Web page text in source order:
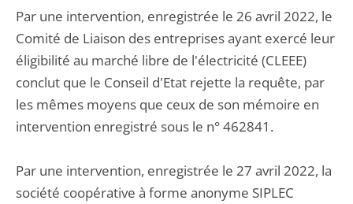
Par une intervention, enregistrée le 26 avril 2022, le
Comité de Liaison des entreprises ayant exercé leur
éligibilité au marché libre de l'électricité (CLEEE)
conclut que le Conseil d'Etat rejette la requête, par
les mêmes moyens que ceux de son mémoire en
intervention enregistré sous le n° 462841.
Par une intervention, enregistrée le 27 avril 2022, la
société coopérative à forme anonyme SIPLEC